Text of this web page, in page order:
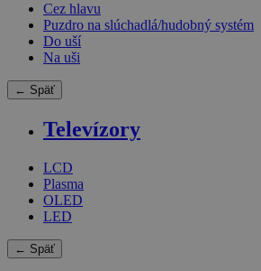
Cez hlavu
Puzdro na slúchadlá/hudobný systém
Do uší
Na uši
← Späť
Televízory
LCD
Plasma
OLED
LED
← Späť